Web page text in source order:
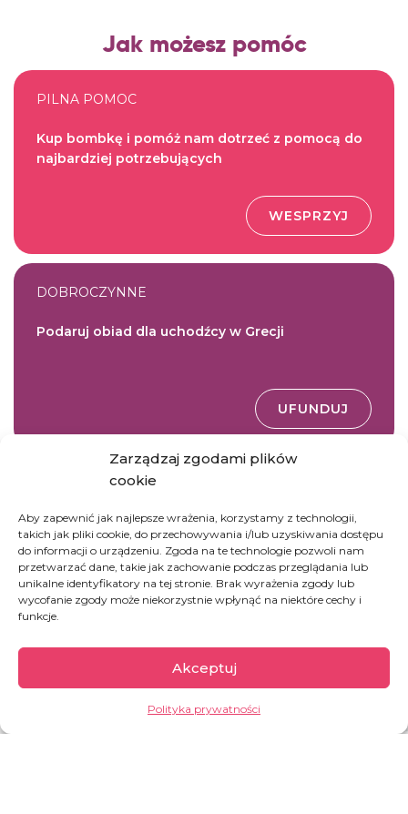
Zarządzaj zgodami plików
cookie
Aby zapewnić jak najlepsze wrażenia, korzystamy z technologii,
takich jak pliki cookie, do przechowywania i/lub uzyskiwania dostępu
do informacji o urządzeniu. Zgoda na te technologie pozwoli nam
przetwarzać dane, takie jak zachowanie podczas przeglądania lub
unikalne identyfikatory na tej stronie. Brak wyrażenia zgody lub
wycofanie zgody może niekorzystnie wpłynąć na niektóre cechy i
funkcje.
Akceptuj
Polityka prywatności
Jak możesz pomóc
PILNA POMOC
Kup bombkę i pomóż nam dotrzeć z pomocą do
najbardziej potrzebujących
WESPRZYJ
DOBROCZYNNE
Podaruj obiad dla uchodźcy w Grecji
UFUNDUJ
DOBROCZYNNE
Zapewnij dach nad głową dla uchodźcy na
Lesvos
UFUNDUJ